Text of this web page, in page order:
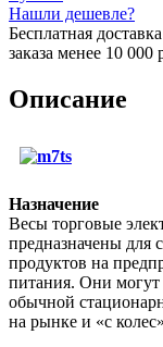
Нашли дешевле?
Бесплатная
заказа менее 10 000
Описание
Назначение
Весы торговые
предназначены для
продуктов на
питания. Они могут
обычной
на рынке и «с